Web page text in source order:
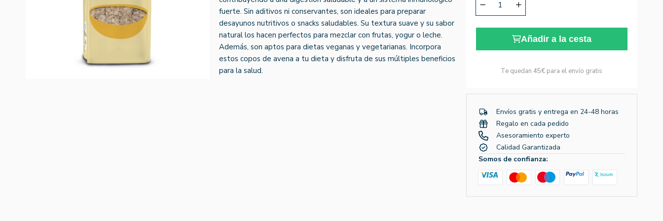
fuerte. Sin aditivos ni conservantes, son ideales para preparar
desayunos nutritivos o snacks saludables. Su textura suave y su sabor
natural los hacen perfectos para mezclar con frutas, yogur o leche.
Además, son aptos para dietas veganas y vegetarianas. Incorpora
estos copos de avena a tu dieta y disfruta de sus múltiples beneficios
para la salud.
Añadir a la cesta
Te quedan 45€ para el envío gratis
Envíos gratis y entrega en 24-48 horas
Regalo en cada pedido
Asesoramiento experto
Calidad Garantizada
Somos de confianza: